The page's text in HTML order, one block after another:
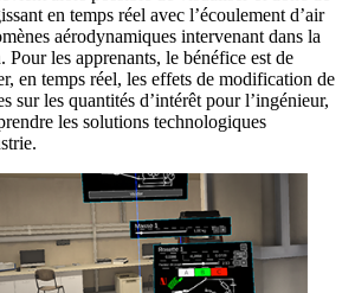
en temps réel avec l’écoulement d’air
aérodynamiques intervenant dans la
Pour les apprenants, le bénéfice est de
en temps réel, les effets de modification de
sur les quantités d’intérêt pour l’ingénieur,
les solutions technologiques